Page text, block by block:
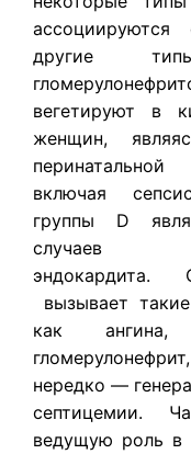
другие
вегетируют в
женщин,
включая
группы D
эндокардита.
вызывает
как ангина,
нередко —
септицемии.
ведущую роль в